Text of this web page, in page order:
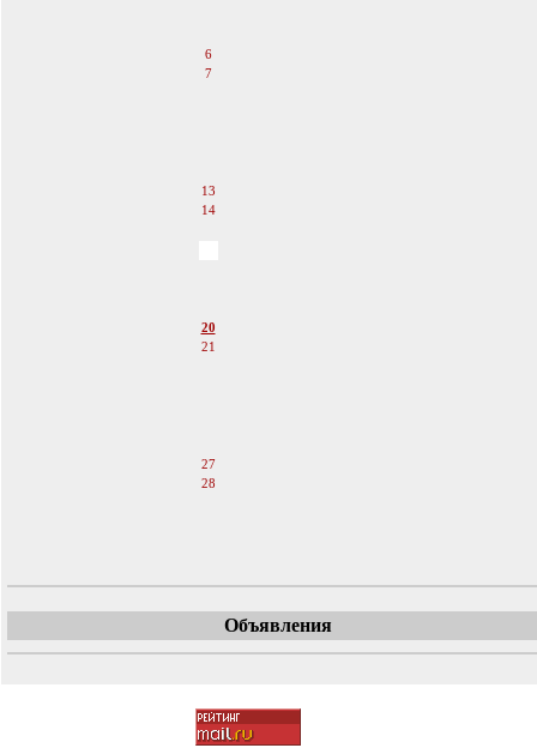
6
7
13
14
20
21
27
28
Объявления